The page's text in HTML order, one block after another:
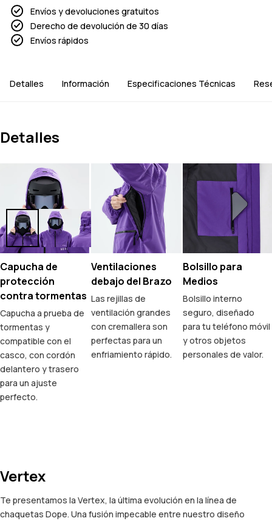
Envíos y devoluciones gratuitos
Derecho de devolución de 30 días
Envíos rápidos
Detalles Información Especificaciones Técnicas
Detalles
Capucha de
protección
contra tormentas
Capucha a prueba de
tormentas y
compatible con el
casco, con cordón
delantero y trasero
para un ajuste
perfecto.
Ventilaciones
debajo del Brazo
Las rejillas de
ventilación grandes
con cremallera son
perfectas para un
enfriamiento rápido.
Bolsillo para
Medios
Bolsillo interno
seguro, diseñado
para tu teléfono móvil
y otros objetos
personales de valor.
Vertex
Te presentamos la Vertex, la última evolución en la línea de
chaquetas Dope. Una fusión impecable entre nuestro diseño